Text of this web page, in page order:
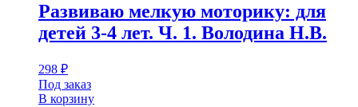
Развиваю мелкую моторику: для
детей 3-4 лет. Ч. 1. Володина Н.В.
298 ₽
Под заказ
В корзину